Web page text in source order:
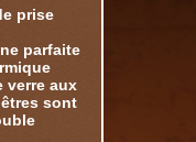
prise
parfaite
verre aux
sont